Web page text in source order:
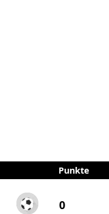
Punkte
0